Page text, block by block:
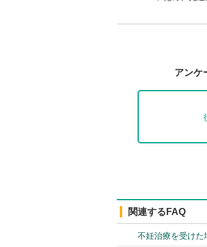
アンケ
関連するFAQ
不妊治療を受けた